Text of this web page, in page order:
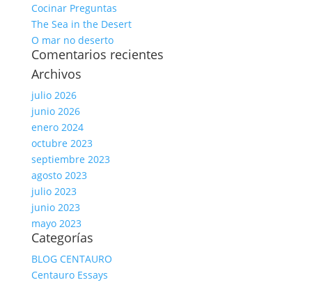
Cocinar Preguntas
The Sea in the Desert
O mar no deserto
Comentarios recientes
Archivos
julio 2026
junio 2026
enero 2024
octubre 2023
septiembre 2023
agosto 2023
julio 2023
junio 2023
mayo 2023
Categorías
BLOG CENTAURO
Centauro Essays